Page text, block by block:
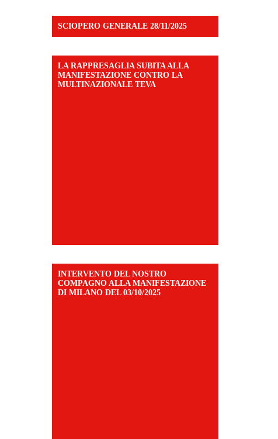
SCIOPERO GENERALE 28/11/2025
LA RAPPRESAGLIA SUBITA ALLA
MANIFESTAZIONE CONTRO LA
MULTINAZIONALE TEVA
INTERVENTO DEL NOSTRO
COMPAGNO ALLA MANIFESTAZIONE
DI MILANO DEL 03/10/2025